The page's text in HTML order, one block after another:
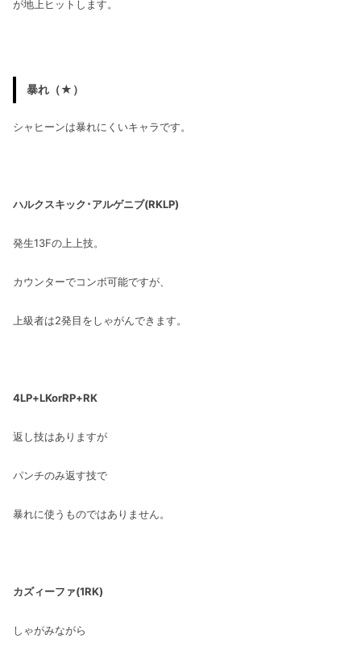
が地上ヒットします。
暴れ（★）
シャヒーンは暴れにくいキャラです。
ハルクスキック･アルゲニブ(RKLP)
発生13Fの上上技。
カウンターでコンボ可能ですが、
上級者は2発目をしゃがんできます。
4LP+LKorRP+RK
返し技はありますが
パンチのみ返す技で
暴れに使うものではありません。
カズィーファ(1RK)
しゃがみながら